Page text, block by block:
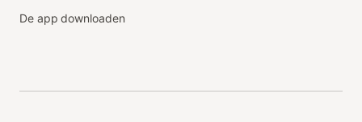
De app downloaden